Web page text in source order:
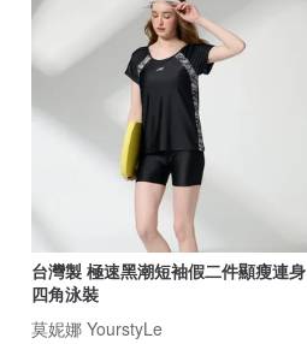
台灣製 極速黑潮短袖假二件顯瘦連身
四角泳裝
莫妮娜 YourstyLe